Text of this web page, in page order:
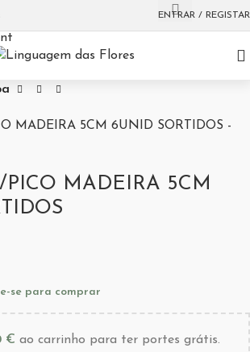
ENTRAR / REGISTAR
MADEIRA 5CM
se para comprar
€ ao carrinho para ter portes grátis.